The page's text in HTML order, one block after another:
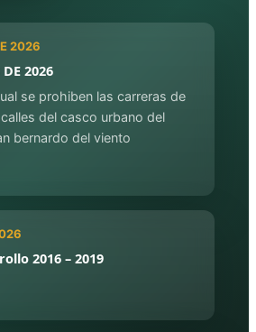
2026
DE 2026
se prohiben las carreras de
del casco urbano del
bernardo del viento
2016 – 2019